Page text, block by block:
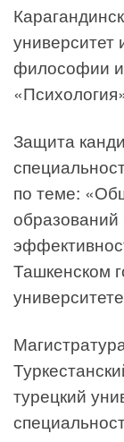
университет
философии и
Защита
по теме:
Ташкенском
турецкий